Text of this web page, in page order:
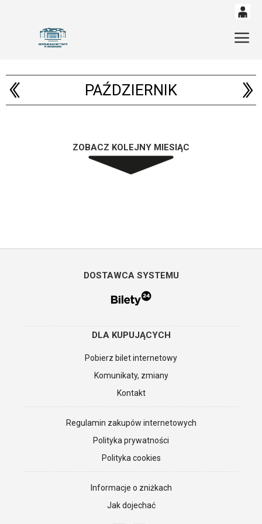
14 53
PAŹDZIERNIK
ZOBACZ KOLEJNY MIESIĄC
DOSTAWCA SYSTEMU
DLA KUPUJĄCYCH
Pobierz bilet internetowy
Komunikaty, zmiany
Kontakt
Regulamin zakupów internetowych
Polityka prywatności
Polityka cookies
Informacje o zniżkach
Jak dojechać